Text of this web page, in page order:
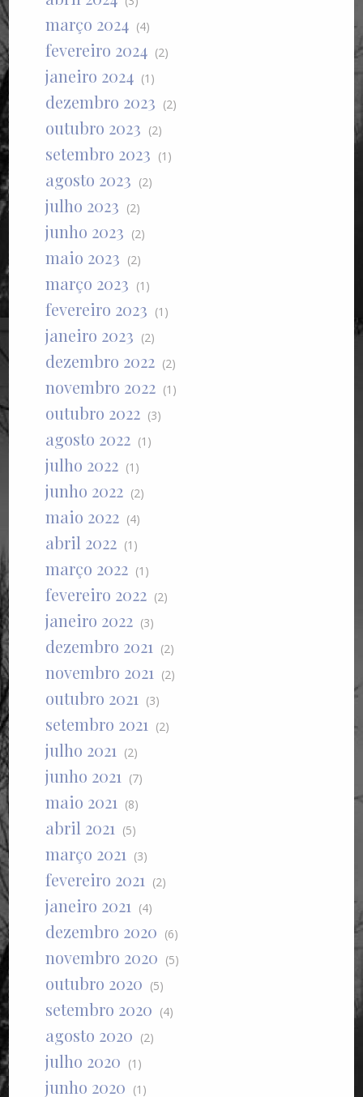
março 2024 (4)
fevereiro 2024 (2)
janeiro 2024 (1)
dezembro 2023 (2)
outubro 2023 (2)
setembro 2023 (1)
agosto 2023 (2)
julho 2023 (2)
junho 2023 (2)
maio 2023 (2)
março 2023 (1)
fevereiro 2023 (1)
janeiro 2023 (2)
dezembro 2022 (2)
novembro 2022 (1)
outubro 2022 (3)
agosto 2022 (1)
julho 2022 (1)
junho 2022 (2)
maio 2022 (4)
abril 2022 (1)
março 2022 (1)
fevereiro 2022 (2)
janeiro 2022 (3)
dezembro 2021 (2)
novembro 2021 (2)
outubro 2021 (3)
setembro 2021 (2)
julho 2021 (2)
junho 2021 (7)
maio 2021 (8)
abril 2021 (5)
março 2021 (3)
fevereiro 2021 (2)
janeiro 2021 (4)
dezembro 2020 (6)
novembro 2020 (5)
outubro 2020 (5)
setembro 2020 (4)
agosto 2020 (2)
julho 2020 (1)
junho 2020 (1)